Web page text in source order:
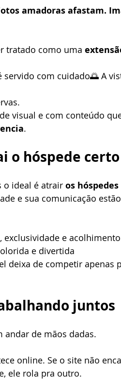
amadoras afastam.
tratado como uma
servido com cuidado🌅 A
visual e com conteúdo
.
o hóspede certo
o ideal é atrair os
e sua comunicação estão
e acolhimento
e divertida
deixa de competir apenas
juntos
andar de mãos dadas.
online. Se o site não
ele rola pra outro.